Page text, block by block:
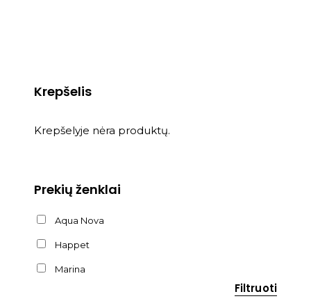
Krepšelis
Krepšelyje nėra produktų.
Prekių ženklai
Aqua Nova
Happet
Marina
Filtruoti